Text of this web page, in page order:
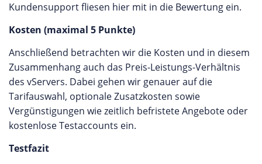
Kundensupport fliesen hier mit in die Bewertung ein.
Kosten (maximal 5 Punkte)
Anschließend betrachten wir die Kosten und in diesem
Zusammenhang auch das Preis-Leistungs-Verhältnis
des vServers. Dabei gehen wir genauer auf die
Tarifauswahl, optionale Zusatzkosten sowie
Vergünstigungen wie zeitlich befristete Angebote oder
kostenlose Testaccounts ein.
Testfazit